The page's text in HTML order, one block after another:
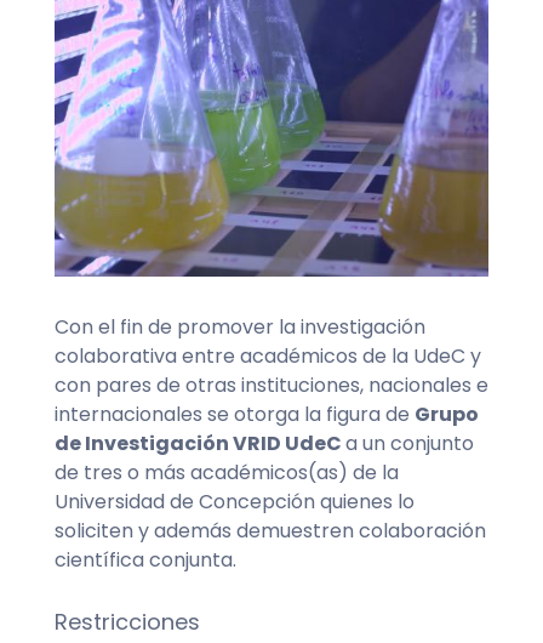
Con el fin de promover la investigación
colaborativa entre académicos de la UdeC y
con pares de otras instituciones, nacionales e
internacionales se otorga la figura de Grupo
de Investigación VRID UdeCa un conjunto
de tres o más académicos(as) de la
Universidad de Concepción quienes lo
soliciten y además demuestren colaboración
científica conjunta.
Restricciones